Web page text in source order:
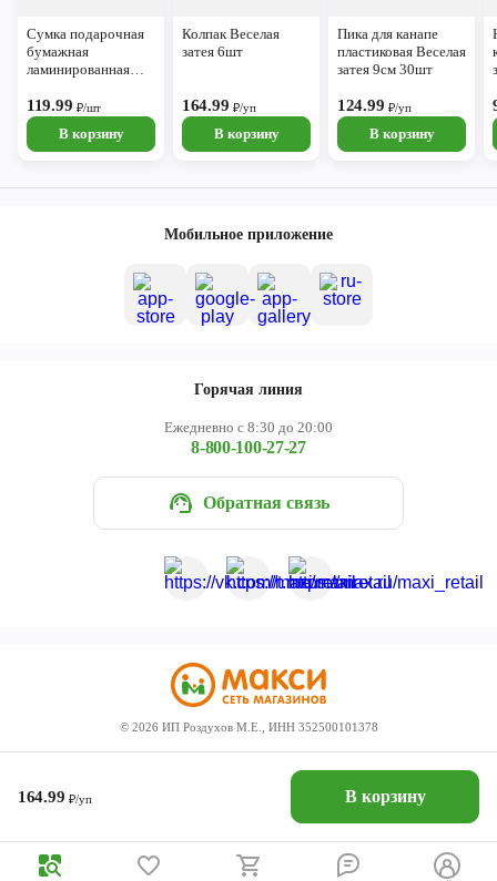
164.99 ₽/уп В корзину
Сумка подарочная
бумажная
ламинированная
119.99 ₽/шт
В корзину
Колпак Веселая
затея 6шт
164.99 ₽/уп
В корзину
Пика для канапе
пластиковая Веселая
затея 9см 30шт
124.99 ₽/уп
В корзину
Мобильное приложение
Горячая линия
Ежедневно с 8:30 до 20:00
8-800-100-27-27
Обратная связь
© 2026 ИП Роздухов М.Е., ИНН 352500101378